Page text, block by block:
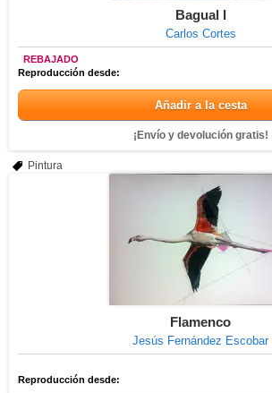
Bagual I
Carlos Cortes
REBAJADO
Reproducción desde:
Añadir a la cesta
¡Envío y devolución gratis!
Pintura
Flamenco
Jesús Fernández Escobar
Reproducción desde: